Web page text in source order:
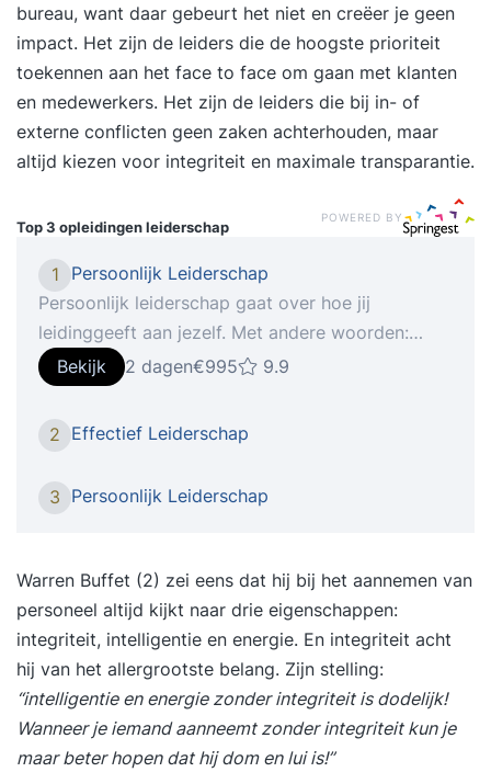
bureau, want daar gebeurt het niet en creëer je geen
impact. Het zijn de leiders die de hoogste prioriteit
toekennen aan het face to face om gaan met klanten
en medewerkers. Het zijn de leiders die bij in- of
externe conflicten geen zaken achterhouden, maar
altijd kiezen voor integriteit en maximale transparantie.
Top 3 opleidingenleiderschap
POWERED BY
1
Persoonlijk Leiderschap
Persoonlijk leiderschap gaat over hoe jij
leidinggeeft aan jezelf. Met andere woorden:
“Hoe haal jij het meeste uit jezelf?”. Dit kan gaan
van het doelgericht en zelfverzekerd houden van
gesprekken tot aan het effectief indelen van je
eigen tijd. Minder energie uitgeven aan meer
leidt tot zelfreflectie, deze momenten gebruik je
Dat stopt niet na de training, je krijgt de juiste
mindset en tools om dit blijvend op jezelf toe te
passen. Deze training is afgestemd op jouw
behoeften en wordt individueel gegeven. We
bekijken jouw situatie en niveau en passen ons
programma op jou aan. Jij bent uniek en hebt
waarschijnlijk nét iets anders nodig dan een
Bekijk 2 dagen€995 9.9
2 Effectief Leiderschap
3 Persoonlijk Leiderschap
Warren Buffet (2) zei eens dat hij bij het aannemen van
personeel altijd kijkt naar drie eigenschappen:
integriteit, intelligentie en energie. En integriteit acht
hij van het allergrootste belang. Zijn stelling:
“intelligentie en energie zonder integriteit is dodelijk!
Wanneer je iemand aanneemt zonder integriteit kun je
maar beter hopen dat hij dom en lui is!”